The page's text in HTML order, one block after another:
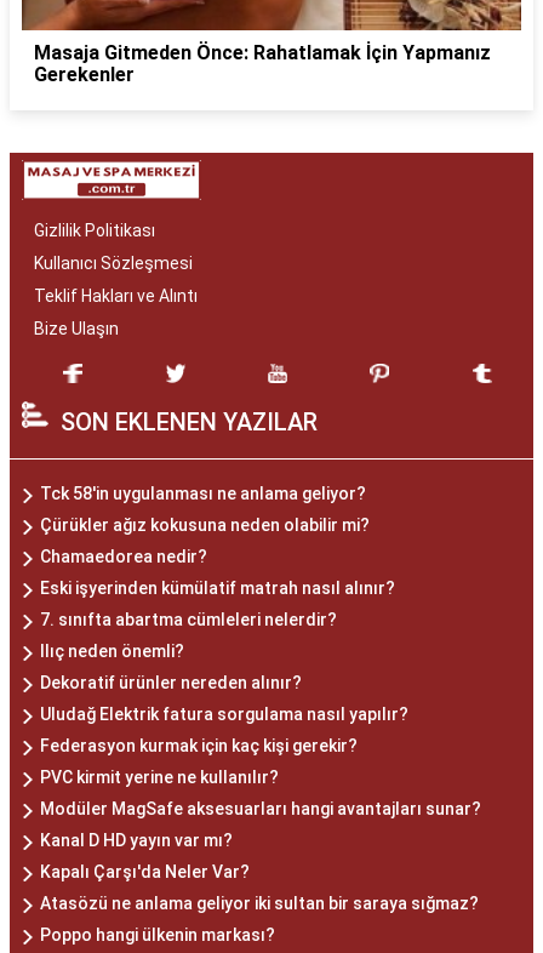
Masaja Gitmeden Önce: Rahatlamak İçin Yapmanız
Gerekenler
Gizlilik Politikası
Kullanıcı Sözleşmesi
Teklif Hakları ve Alıntı
Bize Ulaşın
SON EKLENEN YAZILAR
Tck 58'in uygulanması ne anlama geliyor?
Çürükler ağız kokusuna neden olabilir mi?
Chamaedorea nedir?
Eski işyerinden kümülatif matrah nasıl alınır?
7. sınıfta abartma cümleleri nelerdir?
Ilıç neden önemli?
Dekoratif ürünler nereden alınır?
Uludağ Elektrik fatura sorgulama nasıl yapılır?
Federasyon kurmak için kaç kişi gerekir?
PVC kirmit yerine ne kullanılır?
Modüler MagSafe aksesuarları hangi avantajları sunar?
Kanal D HD yayın var mı?
Kapalı Çarşı'da Neler Var?
Atasözü ne anlama geliyor iki sultan bir saraya sığmaz?
Poppo hangi ülkenin markası?